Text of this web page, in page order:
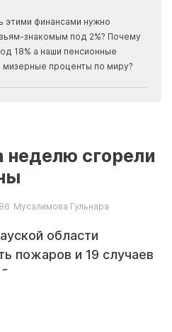
этими финансами нужно
знакомым под 2%? Почему
18% а наши пенсионные
проценты по миру?
неделю сгорели
Мусалимова Гульнара
области
пожаров и 19 случаев
руководитель